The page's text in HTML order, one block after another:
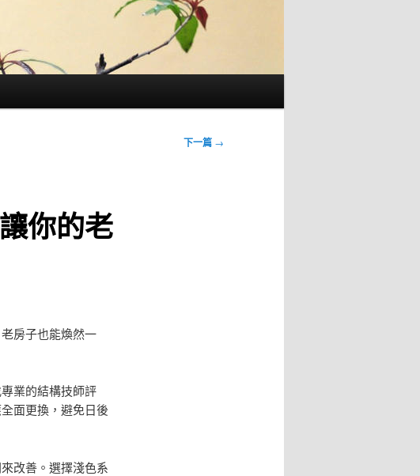
下一篇 →
你的老
房子也能煥然一
業的結構技師評
面更換，避免日後
改善。選擇淺色系